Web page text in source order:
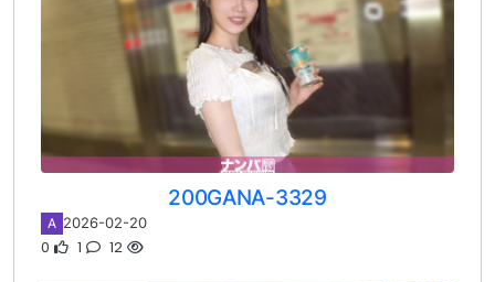
200GANA-3329
A 2026-02-20
0 1 12